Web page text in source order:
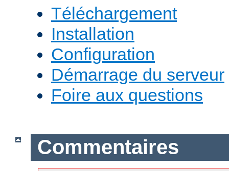
Téléchargement
Installation
Configuration
Démarrage du serveur
Foire aux questions
Commentaires